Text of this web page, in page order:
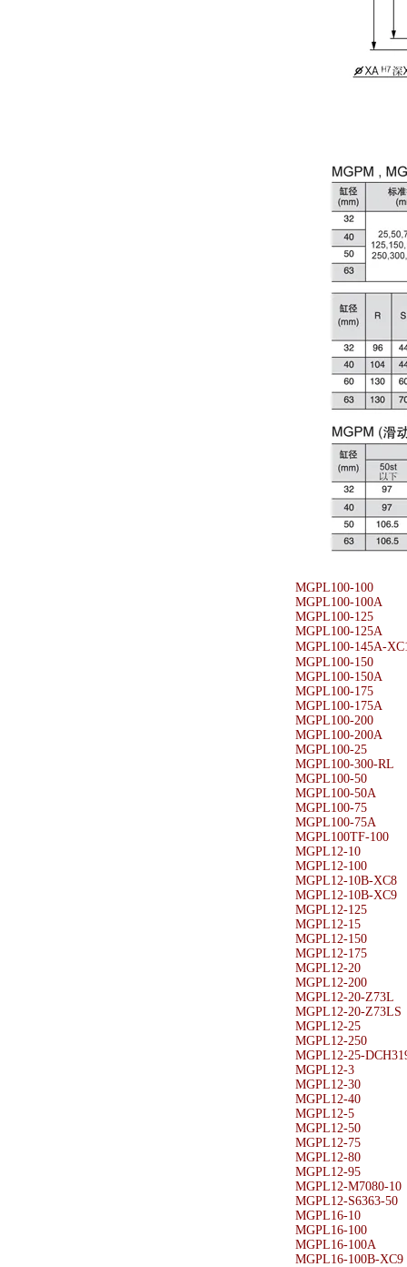
MGPL100-100
MGPL100-100A
MGPL100-125
MGPL100-125A
MGPL100-145A-
MGPL100-150
MGPL100-150A
MGPL100-175
MGPL100-175A
MGPL100-200
MGPL100-200A
MGPL100-25
MGPL100-300-RL
MGPL100-50
MGPL100-50A
MGPL100-75
MGPL100-75A
MGPL100TF-100
MGPL12-10
MGPL12-100
MGPL12-10B-XC8
MGPL12-10B-XC9
MGPL12-125
MGPL12-15
MGPL12-150
MGPL12-175
MGPL12-20
MGPL12-200
MGPL12-20-Z73L
MGPL12-20-Z73LS
MGPL12-25
MGPL12-250
MGPL12-25-
MGPL12-3
MGPL12-30
MGPL12-40
MGPL12-5
MGPL12-50
MGPL12-75
MGPL12-80
MGPL12-95
MGPL12-M7080-10
MGPL12-S6363-50
MGPL16-10
MGPL16-100
MGPL16-100A
MGPL16-100B-XC9